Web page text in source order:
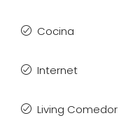
Cocina
Internet
Living Comedor